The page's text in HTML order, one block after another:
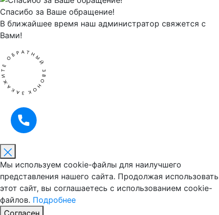
Спасибо за Ваше обращение!
В ближайшее время наш администратор свяжется с
Вами!
Мы используем cookie-файлы для наилучшего
представления нашего сайта. Продолжая использовать
этот сайт, вы соглашаетесь с использованием cookie-
файлов. Подробнее